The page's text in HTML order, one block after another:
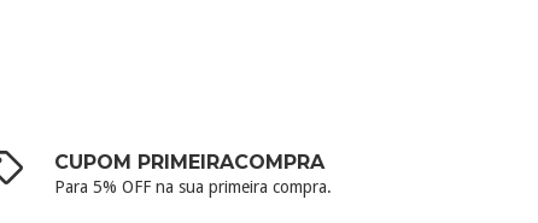
CUPOM PRIMEIRACOMPRA
Para 5% OFF na sua primeira compra.